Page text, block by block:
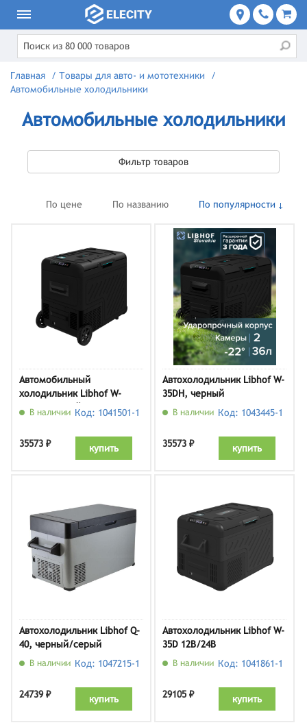
Главная / Товары для авто- и мототехники
/
Автомобильные холодильники
Автомобильные холодильники
Фильтр товаров
По цене По названию По популярности
Автомобильный
холодильник Libhof W-
45DH, черный
В наличии Код: 1041501-1
35573 ₽ купить
Автохолодильник Libhof W-
35DH, черный
В наличии Код: 1043445-1
35573 ₽ купить
Автохолодильник Libhof Q-
40, черный/серый
В наличии Код: 1047215-1
24739 ₽ купить
Автохолодильник Libhof W-
35D 12В/24В
В наличии Код: 1041861-1
29105 ₽ купить